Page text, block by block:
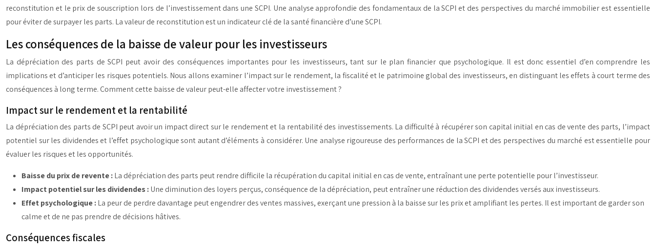
reconstitution et le prix de souscription lors de l’investissement dans une SCPI. Une analyse approfondie des fondamentaux de la SCPI et des perspectives du marché immobilier est essentielle
pour éviter de surpayer les parts. La valeur de reconstitution est un indicateur clé de la santé financière d’une SCPI.
Les conséquences de la baisse de valeur pour les investisseurs
La dépréciation des parts de SCPI peut avoir des conséquences importantes pour les investisseurs, tant sur le plan financier que psychologique. Il est donc essentiel d’en comprendre les
implications et d’anticiper les risques potentiels. Nous allons examiner l’impact sur le rendement, la fiscalité et le patrimoine global des investisseurs, en distinguant les effets à court terme des
conséquences à long terme. Comment cette baisse de valeur peut-elle affecter votre investissement ?
Impact sur le rendement et la rentabilité
La dépréciation des parts de SCPI peut avoir un impact direct sur le rendement et la rentabilité des investissements. La difficulté à récupérer son capital initial en cas de vente des parts, l’impact
potentiel sur les dividendes et l’effet psychologique sont autant d’éléments à considérer. Une analyse rigoureuse des performances de la SCPI et des perspectives du marché est essentielle pour
évaluer les risques et les opportunités.
Baisse du prix de revente :La dépréciation des parts peut rendre difficile la récupération du capital initial en cas de vente, entraînant une perte potentielle pour l’investisseur.
Impact potentiel sur les dividendes :Une diminution des loyers perçus, conséquence de la dépréciation, peut entraîner une réduction des dividendes versés aux investisseurs.
Effet psychologique :La peur de perdre davantage peut engendrer des ventes massives, exerçant une pression à la baisse sur les prix et amplifiant les pertes. Il est important de garder son
calme et de ne pas prendre de décisions hâtives.
Conséquences fiscales